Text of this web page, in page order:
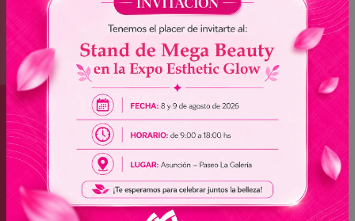
Brasil
(045) 3528-9053 - (045) 3528-8462
(045) 3025-7072 - (045) 3025-7736
(045) 3025-7713